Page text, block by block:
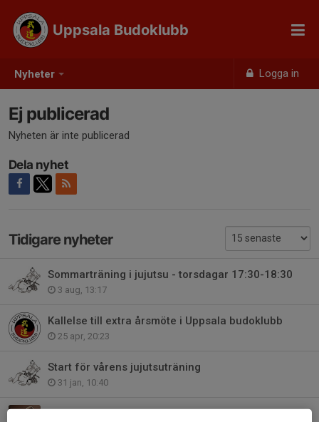
Nyheter Logga in
Uppsala Budoklubb
Ej publicerad
Nyheten är inte publicerad
Dela nyhet
Tidigare nyheter
Sommarträning i jujutsu - torsdagar 17:30-18:30
3 aug, 13:17
Kallelse till extra årsmöte i Uppsala budoklubb
25 apr, 20:23
Start för vårens jujutsuträning
31 jan, 10:40
Nu är det dags att betala medlemsavgiften och träningsavgiften